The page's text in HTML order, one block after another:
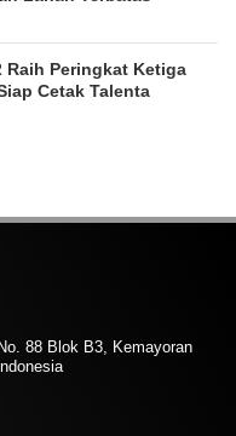
Raih Peringkat Ketiga
Cetak Talenta
88 Blok B3, Kemayoran